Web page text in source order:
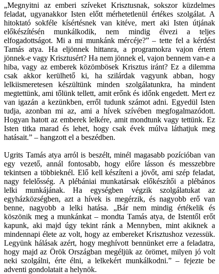
„Megnyitni az emberi szíveket Krisztusnak, sokszor küzdelmes
feladat, ugyanakkor Isten előtt mérhetetlenül értékes szolgálat. A
hitoktató sokféle kísértésnek van kitéve, mert aki Isten útjának
előkészítésén munkálkodik, nem mindig élvezi a teljes
elfogadottságot. Mi a mi munkánk mércéje?” – tette fel a kérdést
Tamás atya. Ha eljönnek hittanra, a programokra vajon értem
jönnek-e vagy Krisztusért? Ha nem jönnek el, vajon bennem van-e a
hiba, vagy az emberek közömbösek Krisztus iránt? Ez a dilemma
csak akkor kerülhető ki, ha szilárdak vagyunk abban, hogy
lelkiismeretesen készültünk minden szolgálatunkra, ha mindent
megtettünk, ami tőlünk tellett, amit erőnk és időnk engedett. Mert ez
van igazán a kezünkben, erről tudunk számot adni. Egyedül Isten
tudja, azonban mi az, ami a hívek szívében megfogalmazódott.
Hogyan hatott az emberek lelkére, amit mondtunk vagy tettünk. Ez
Isten titka marad és lehet, hogy csak évek múlva láthatjuk meg
hatásait.” – hangzott el a beszédben.
Ugrits Tamás atya arról is beszélt, minél magasabb pozícióban van
egy vezető, annál fontosabb, hogy előre lásson és messzebbre
tekintsen a többieknél. Elő kell készíteni a jövőt, ami szép feladat,
nagy felelősség. A plébániai munkatársak előkészítői a plébános
lelki munkájának. Ha egységben végzik szolgálatukat az
egyházközségben, azt a hívek is megérzik, és nagyobb erő van
benne, nagyobb a lelki hatása. „Bár nem mindig értékelik és
köszönik meg a munkánkat – mondta Tamás atya, de Istentől erőt
kapunk, aki majd úgy tekint ránk a Mennyben, mint akiknek a
mindennapi élete az volt, hogy az embereket Krisztushoz vezessük.
Legyünk hálásak azért, hogy meghívott bennünket erre a feladatra,
hogy majd az Örök Országban megéljük az örömet, milyen jó volt
neki szolgálni, érte élni, a lelkekért munkálkodni.” – fejezte be
adventi gondolatait a helynök.